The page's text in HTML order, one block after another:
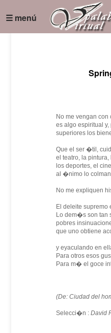
☰ menú
No me vengan con
es algo espiritual y,
superiores los
Que el ser �til,
el teatro, la
los deportes, el
al �nimo lo
No me expliquen
El deleite supremo
Lo dem�s son tan
pobres
que uno obtiene
y eyaculando en
Para otros esos
Para m� el goce
(De: Ciudad del
Selecci�n : David